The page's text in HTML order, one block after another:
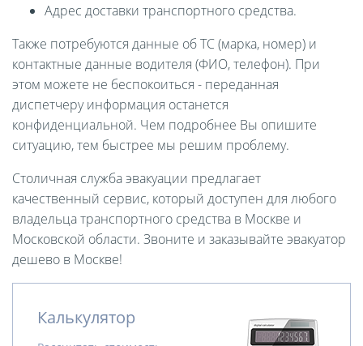
Адрес доставки транспортного средства.
Также потребуются данные об ТС (марка, номер) и
контактные данные водителя (ФИО, телефон). При
этом можете не беспокоиться - переданная
диспетчеру информация останется
конфиденциальной. Чем подробнее Вы опишите
ситуацию, тем быстрее мы решим проблему.
Столичная служба эвакуации предлагает
качественный сервис, который доступен для любого
владельца транспортного средства в Москве и
Московской области. Звоните и заказывайте эвакуатор
дешево в Москве!
Калькулятор